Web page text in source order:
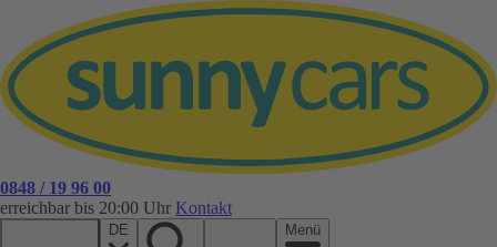
0848 / 19 96 00
erreichbar bis 20:00 Uhr Kontakt
DE Menü